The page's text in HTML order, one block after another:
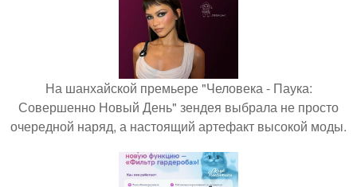
На шанхайской премьере "Человека - Паука:
Совершенно Новый День" зендея выбрала не просто
очередной наряд, а настоящий артефакт высокой моды.